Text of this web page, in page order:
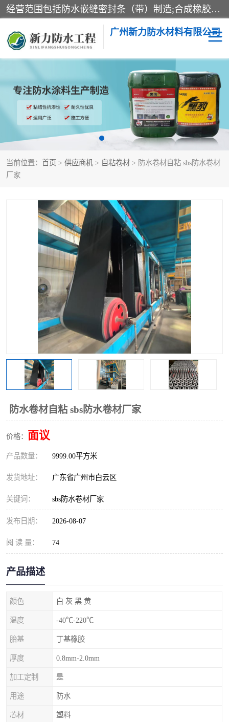
经营范围包括防水嵌缝密封条（带）制造;合成橡胶制造（监控化学品、危险化学品除外）;沥青混合物制造;防水胶粘带制造;其他合成材料制造（监控化学品、危险化学品除外）;涂料制造（监控化学品、危险化学品除外）;建筑结构防水补漏;防水建筑材料制造;粘合剂制造（监控化学品、危险化学品除外）;涂料零售;广州新力防水材料有限公司具有1处分支机构。
广州新力防水材料有限公司
当前位置： 首页 > 供应商机 > 自粘卷材 > 防水卷材自粘 sbs防水卷材
厂家
防水卷材自粘 sbs防水卷材厂家
价格： 面议
产品数量： 9999.00平方米
发货地址： 广东省广州市白云区
关键词： sbs防水卷材厂家
发布日期： 2026-08-07
阅 读 量： 74
产品描述
颜色 白 灰 黑 黄
温度 -40℃-220℃
胎基 丁基橡胶
厚度 0.8mm-2.0mm
加工定制 是
用途 防水
芯材 塑料
黑豹防水胶 建筑108胶水
乳化沥青防水涂料 自粘卷材
非固化橡胶防水涂料